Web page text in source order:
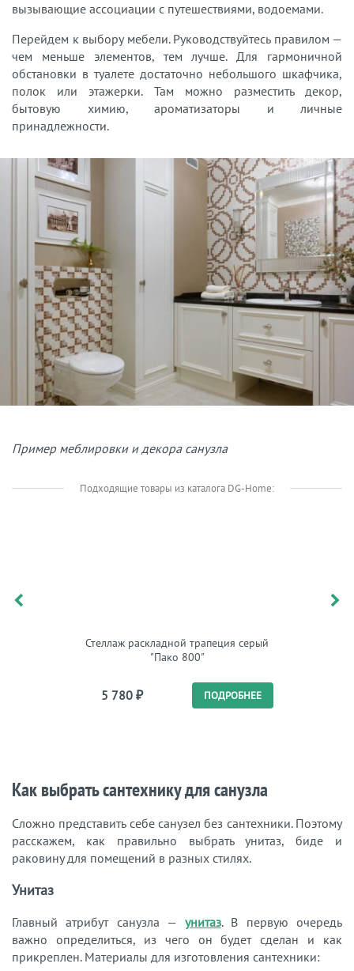
вызывающие ассоциации с путешествиями, водоемами.
Перейдем к выбору мебели. Руководствуйтесь правилом —
чем меньше элементов, тем лучше. Для гармоничной
обстановки в туалете достаточно небольшого шкафчика,
полок или этажерки. Там можно разместить декор,
бытовую химию, ароматизаторы и личные
принадлежности.
Пример меблировки и декора санузла
Подходящие товары из каталога DG-Home:
Стеллаж раскладной трапеция серый
"Пако 800"
5 780 ₽ ПОДРОБНЕЕ
Как выбрать сантехнику для санузла
Сложно представить себе санузел без сантехники. Поэтому
расскажем, как правильно выбрать унитаз, биде и
раковину для помещений в разных стилях.
Унитаз
Главный атрибут санузла — унитаз. В первую очередь
важно определиться, из чего он будет сделан и как
прикреплен. Материалы для изготовления сантехники: